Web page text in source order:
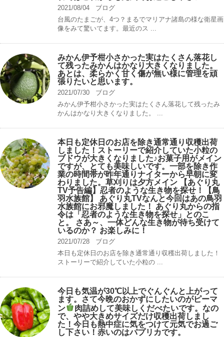
2021/08/04
ブログ
台風のたまごが、4つ？まるでマリアナ諸島の様な衛星画
像をみて驚いてます。最近のス ...
みかん伊予柑小さかった実はたくさん落花し
て残ったみかんはかなり大きくなりました。
あとは、柔らかく甘く傷が無い様に管理を頑
張りたいと思います。
2021/07/30
ブログ
みかん伊予柑小さかった実はたくさん落花して残ったみ
かんはかなり大きくなりました。 ...
本日も定休日のお店を除き通常通り収穫出荷
しました！ストーリーで紹介していた小粒の
ブドウが大きくなりました♪お菓子用がメイン
ですが、とても美味しいです。一部を除き作
業の時間帯が昨年通りナイターから早朝に変
わりました。草刈りは夕方メイン 【あぐり丸
TV予告編】忍者のような生き物を探せ！【鳥
羽水族館】 あぐり丸TVなんと今回はあの鳥羽
水族館にお邪魔しました！ あぐり丸からの指
令は「忍者のような生き物を探せ」とのこ
と。 さあ～、一体どんな生き物が待ち受けて
いるのか？ お楽しみに！
2021/07/28
ブログ
本日も定休日のお店を除き通常通り収穫出荷しました！
ストーリーで紹介していた小粒の ...
今日も気温が30℃以上でぐんぐんと上がって
ます。さて今晩のおかずにしたいのがピーマ
ン
肉詰めして美味しくだべたいです。なの
で、やや大きめサイズだけ収穫出荷しまし
た！今日も熱中症に気をつけて元気でお過ご
し下さい！赤いのはパプリカです。